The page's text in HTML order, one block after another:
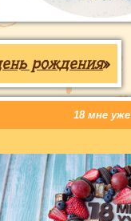
рождения»
18 мне уже